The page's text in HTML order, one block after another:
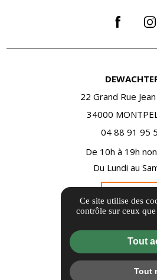
22 Grand Rue
34000
04 88 91 95
De 10h à 19h
Du Lundi au
Itinéraire
Informations
Politique de
Ce site utilise des
contrôle sur ceux
Tout
Tout